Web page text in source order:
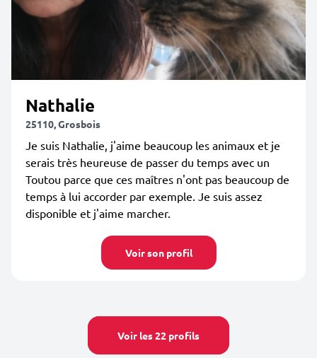
Nathalie
25110, Grosbois
Je suis Nathalie, j'aime beaucoup les animaux et je
serais très heureuse de passer du temps avec un
Toutou parce que ces maîtres n'ont pas beaucoup de
temps à lui accorder par exemple. Je suis assez
disponible et j'aime marcher.
Voir son profil
Voir les 22 profils